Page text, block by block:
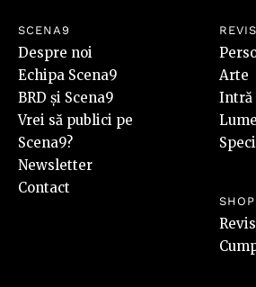
SCENA9
Despre noi
Echipa Scena9
BRD și Scena9
Vrei să publici pe
Scena9?
Newsletter
Contact
Arte
Intră
SHOP